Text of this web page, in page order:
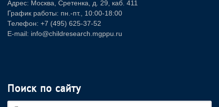
Адрес: Москва, Сретенка, д. 29, каб. 411
График работы: пн.-пт., 10:00-18:00
Телефон: +7 (495) 625-37-52
E-mail: info@childresearch.mgppu.ru
Поиск по сайту